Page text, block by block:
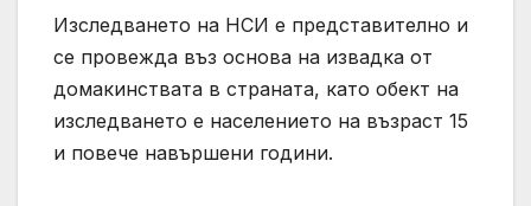
Изследването на НСИ е представително и
се провежда въз основа на извадка от
домакинствата в страната, като обект на
изследването е населението на възраст 15
и повече навършени години.